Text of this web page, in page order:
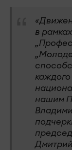
в
каждого
нашим